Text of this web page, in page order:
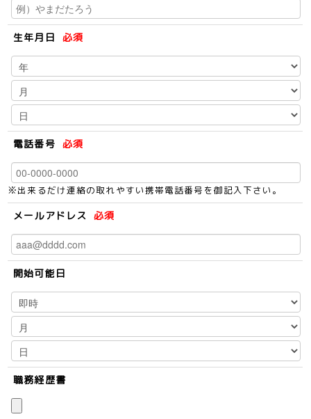
生年月日 必須
電話番号 必須
※出来るだけ連絡の取れやすい携帯電話番号を御記入下さい。
メールアドレス 必須
開始可能日
職務経歴書